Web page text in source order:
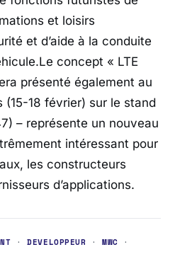
et loisirs
et d’aide à la conduite
concept « LTE
présenté également au
(15-18 février) sur le stand
– représente un nouveau
intéressant pour
les constructeurs
d’applications.
·DEVELOPPEUR ·MWC ·